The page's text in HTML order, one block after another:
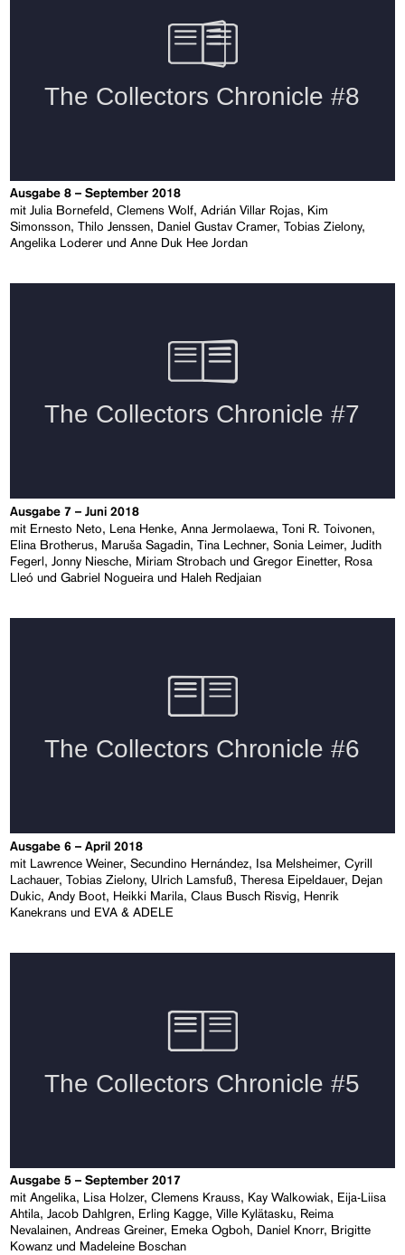
Ausgabe 8 – September 2018
mit Julia Bornefeld, Clemens Wolf, Adrián Villar Rojas, Kim
Simonsson, Thilo Jenssen, Daniel Gustav Cramer, Tobias Zielony,
Angelika Loderer und Anne Duk Hee Jordan
Ausgabe 7 – Juni 2018
mit Ernesto Neto, Lena Henke, Anna Jermolaewa, Toni R. Toivonen,
Elina Brotherus, Maruša Sagadin, Tina Lechner, Sonia Leimer, Judith
Fegerl, Jonny Niesche, Miriam Strobach und Gregor Einetter, Rosa
Lleó und Gabriel Nogueira und Haleh Redjaian
Ausgabe 6 – April 2018
mit Lawrence Weiner, Secundino Hernández, Isa Melsheimer, Cyrill
Lachauer, Tobias Zielony, Ulrich Lamsfuß, Theresa Eipeldauer, Dejan
Dukic, Andy Boot, Heikki Marila, Claus Busch Risvig, Henrik
Kanekrans und EVA & ADELE
Ausgabe 5 – September 2017
mit Angelika, Lisa Holzer, Clemens Krauss, Kay Walkowiak, Eija-Liisa
Ahtila, Jacob Dahlgren, Erling Kagge, Ville Kylätasku, Reima
Nevalainen, Andreas Greiner, Emeka Ogboh, Daniel Knorr, Brigitte
Kowanz und Madeleine Boschan